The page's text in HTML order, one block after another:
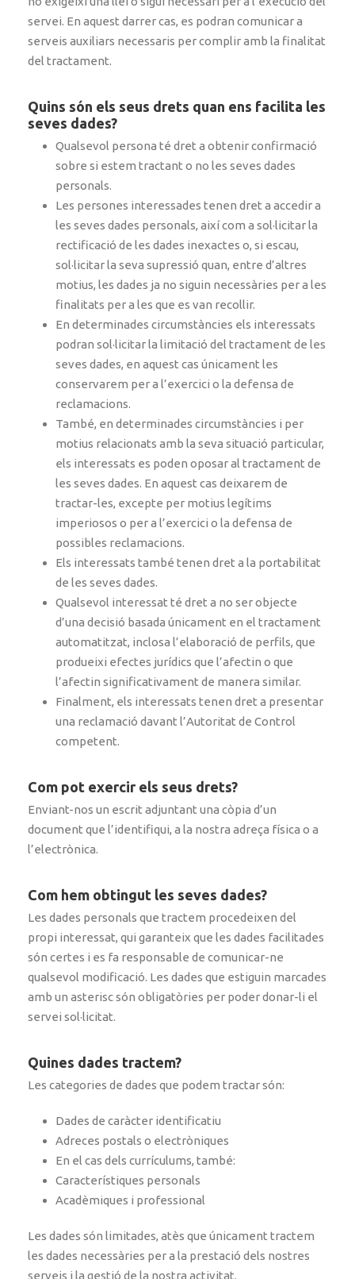
servei. En aquest darrer cas, es podran comunicar a
serveis auxiliars necessaris per complir amb la finalitat
del tractament.
Quins són els seus drets quan ens facilita les
seves dades?
Qualsevol persona té dret a obtenir confirmació
sobre si estem tractant o no les seves dades
personals.
Les persones interessades tenen dret a accedir a
les seves dades personals, així com a sol·licitar la
rectificació de les dades inexactes o, si escau,
sol·licitar la seva supressió quan, entre d’altres
motius, les dades ja no siguin necessàries per a les
finalitats per a les que es van recollir.
En determinades circumstàncies els interessats
podran sol·licitar la limitació del tractament de les
seves dades, en aquest cas únicament les
conservarem per a l’exercici o la defensa de
reclamacions.
També, en determinades circumstàncies i per
motius relacionats amb la seva situació particular,
els interessats es poden oposar al tractament de
les seves dades. En aquest cas deixarem de
tractar-les, excepte per motius legítims
imperiosos o per a l’exercici o la defensa de
possibles reclamacions.
Els interessats també tenen dret a la portabilitat
de les seves dades.
Qualsevol interessat té dret a no ser objecte
d’una decisió basada únicament en el tractament
automatitzat, inclosa l’elaboració de perfils, que
produeixi efectes jurídics que l’afectin o que
l’afectin significativament de manera similar.
Finalment, els interessats tenen dret a presentar
una reclamació davant l’Autoritat de Control
competent.
Com pot exercir els seus drets?
Enviant-nos un escrit adjuntant una còpia d’un
document que l’identifiqui, a la nostra adreça física o a
l’electrònica.
Com hem obtingut les seves dades?
Les dades personals que tractem procedeixen del
propi interessat, qui garanteix que les dades facilitades
són certes i es fa responsable de comunicar-ne
qualsevol modificació. Les dades que estiguin marcades
amb un asterisc són obligatòries per poder donar-li el
servei sol·licitat.
Quines dades tractem?
Les categories de dades que podem tractar són:
Dades de caràcter identificatiu
Adreces postals o electròniques
En el cas dels currículums, també:
Característiques personals
Acadèmiques i professional
Les dades són limitades, atès que únicament tractem
les dades necessàries per a la prestació dels nostres
serveis i la gestió de la nostra activitat.